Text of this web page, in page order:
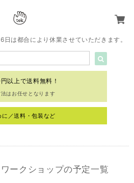
は都合により休業させていただきます。
以上で送料無料！
はお任せとなります
に／送料・包装など
ークショップの予定一覧